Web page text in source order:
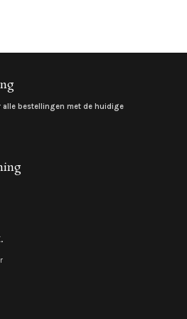
alle bestellingen met de huidige